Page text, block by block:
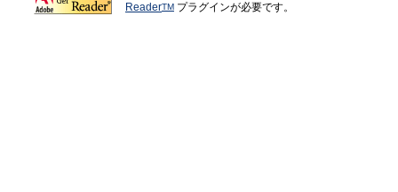
ReaderTM プラグインが必要です。